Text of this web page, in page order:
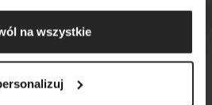
na wszystkie